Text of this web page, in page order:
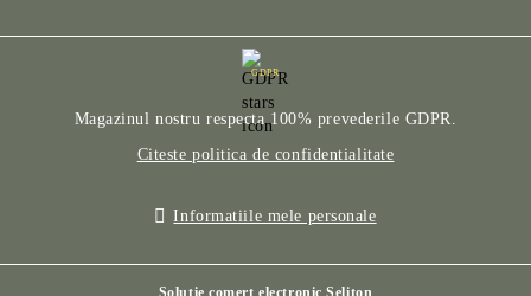
GDPR
Magazinul nostru respecta 100% prevederile GDPR.
Citeste politica de confidentialitate
Informatiile mele personale
Solutie comert electronic Seliton